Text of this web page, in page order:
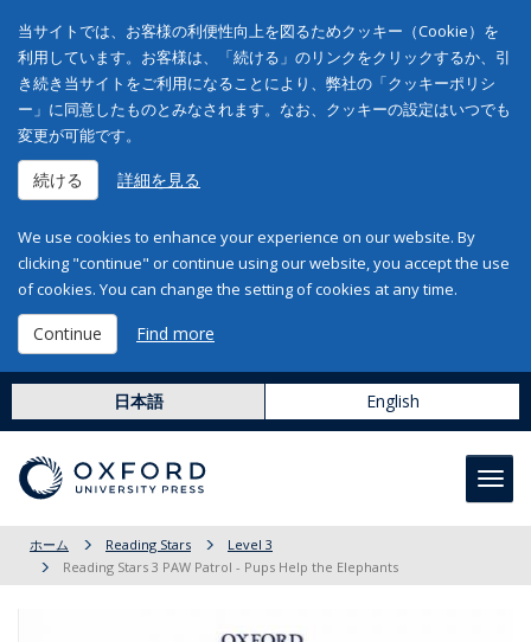
当サイトでは、お客様の利便性向上を図るためクッキー（Cookie）を
利用しています。お客様は、「続ける」のリンクをクリックするか、引
き続き当サイトをご利用になることにより、弊社の「クッキーポリシ
ー」に同意したものとみなされます。なお、クッキーの設定はいつでも
変更が可能です。
続ける 詳細を見る
We use cookies to enhance your experience on our website. By
clicking "continue" or continue using our website, you accept the use
of cookies. You can change the setting of cookies at any time.
Continue Find more
日本語 English
ホーム Reading Stars
Level 3
Reading Stars 3 PAW Patrol - Pups Help the Elephants